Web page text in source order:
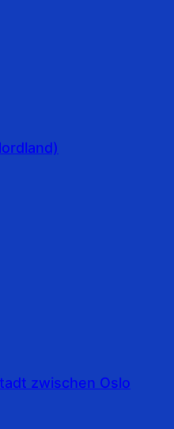
zwischen Oslo